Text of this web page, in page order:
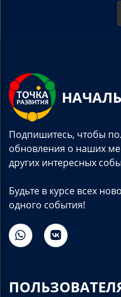
Подпишитесь, чтобы
обновления о наших
других интересных
Будьте в курсе всех
одного события!